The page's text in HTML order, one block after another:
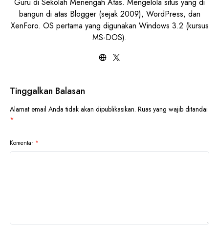
bangun di atas Blogger (sejak 2009), WordPress, dan
XenForo. OS pertama yang digunakan Windows 3.2 (kursus
MS-DOS).
Tinggalkan Balasan
Alamat email Anda tidak akan dipublikasikan. Ruas yang wajib ditandai
*
Komentar *